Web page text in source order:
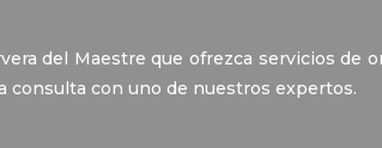
del Maestre que ofrezca servicios de
consulta con uno de nuestros expertos.